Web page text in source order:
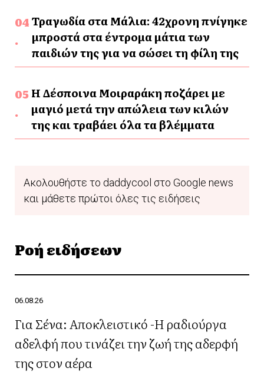
Τραγωδία στα Μάλια: 42χρονη πνίγηκε
μπροστά στα έντρομα μάτια των
παιδιών της για να σώσει τη φίλη της
Η Δέσποινα Μοιραράκη ποζάρει με
μαγιό μετά την απώλεια των κιλών
της και τραβάει όλα τα βλέμματα
Ακολουθήστε το daddycool στο Google news
και μάθετε πρώτοι όλες τις ειδήσεις
Ροή ειδήσεων
06.08.26
Για Σένα: Αποκλειστικό -Η ραδιούργα
αδελφή που τινάζει την ζωή της αδερφή
της στον αέρα